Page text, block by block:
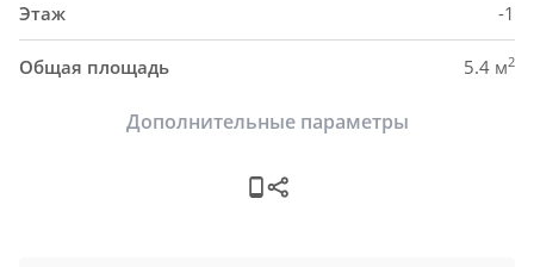
Этаж -1
Общая площадь 5.4 м2
Дополнительные параметры